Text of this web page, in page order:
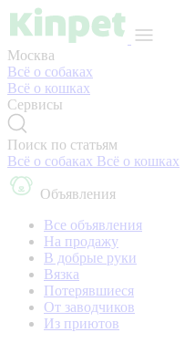
Москва
Всё о собаках
Всё о кошках
Сервисы
Поиск по статьям
Всё о собаках Всё о кошках
Объявления
Все объявления
На продажу
В добрые руки
Вязка
Потерявшиеся
От заводчиков
Из приютов